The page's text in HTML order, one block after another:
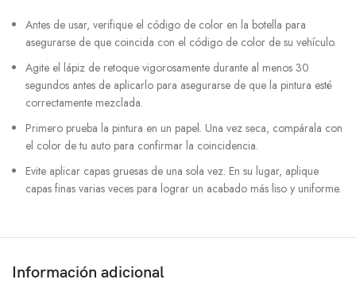
Antes de usar, verifique el código de color en la botella para
asegurarse de que coincida con el código de color de su vehículo.
Agite el lápiz de retoque vigorosamente durante al menos 30
segundos antes de aplicarlo para asegurarse de que la pintura esté
correctamente mezclada.
Primero prueba la pintura en un papel. Una vez seca, compárala con
el color de tu auto para confirmar la coincidencia.
Evite aplicar capas gruesas de una sola vez. En su lugar, aplique
capas finas varias veces para lograr un acabado más liso y uniforme.
Información adicional